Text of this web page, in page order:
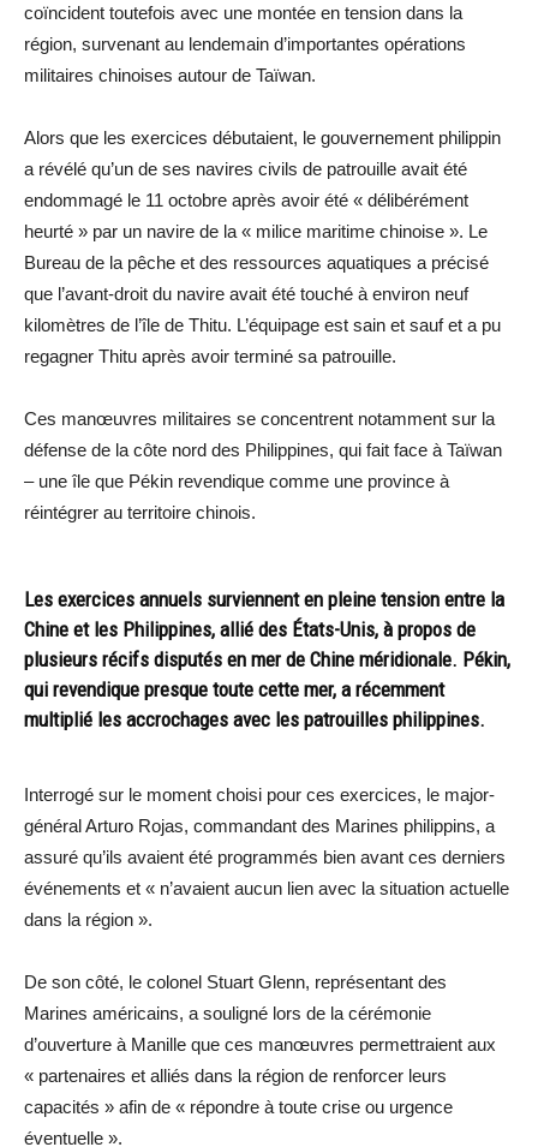
coïncident toutefois avec une montée en tension dans la
région, survenant au lendemain d’importantes opérations
militaires chinoises autour de Taïwan.
Alors que les exercices débutaient, le gouvernement philippin
a révélé qu’un de ses navires civils de patrouille avait été
endommagé le 11 octobre après avoir été « délibérément
heurté » par un navire de la « milice maritime chinoise ». Le
Bureau de la pêche et des ressources aquatiques a précisé
que l’avant-droit du navire avait été touché à environ neuf
kilomètres de l’île de Thitu. L’équipage est sain et sauf et a pu
regagner Thitu après avoir terminé sa patrouille.
Ces manœuvres militaires se concentrent notamment sur la
défense de la côte nord des Philippines, qui fait face à Taïwan
– une île que Pékin revendique comme une province à
réintégrer au territoire chinois.
Les exercices annuels surviennent en pleine tension entre la
Chine et les Philippines, allié des États-Unis, à propos de
plusieurs récifs disputés en mer de Chine méridionale. Pékin,
qui revendique presque toute cette mer, a récemment
multiplié les accrochages avec les patrouilles philippines.
Interrogé sur le moment choisi pour ces exercices, le major-
général Arturo Rojas, commandant des Marines philippins, a
assuré qu’ils avaient été programmés bien avant ces derniers
événements et « n’avaient aucun lien avec la situation actuelle
dans la région ».
De son côté, le colonel Stuart Glenn, représentant des
Marines américains, a souligné lors de la cérémonie
d’ouverture à Manille que ces manœuvres permettraient aux
« partenaires et alliés dans la région de renforcer leurs
capacités » afin de « répondre à toute crise ou urgence
éventuelle ».